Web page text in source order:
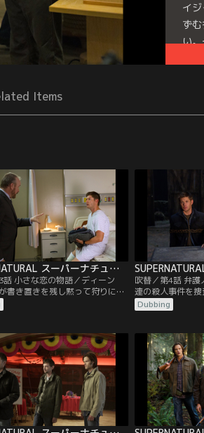
イ
ず
い
Items
SUPERNATURAL スーパーナチュラル シーズン7 第03話／吹替
話 小さな恋の物語／ディーン
書き置きを残し黙って狩りに出
激怒する。サムは、十数年前に
った事件とそっくりの記事を新
は、予想どおりエイミーだっ
中学の頃に出会った少女エイミ
、母となって彼の前に現れる。
吹替／第4話 弁
連の殺人事件を
ンは、それらの
に気づく。被害
れ死刑を宣告さ
はエジプトの冥
が、ディーン自
弁護を買って出
Dubbing